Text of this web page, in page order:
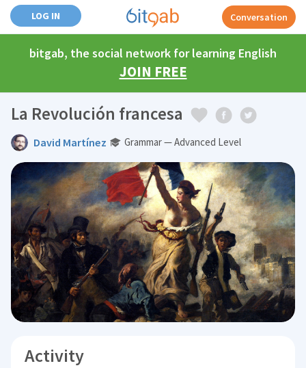
LOG IN Conversation
bitgab, the social network for learning English
JOIN FREE
La Revolución francesa
David Martínez Grammar — Advanced Level
Activity